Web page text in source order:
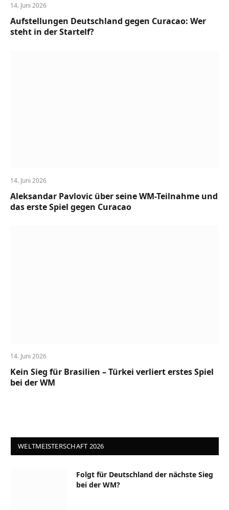
14. Juni 2026
Aufstellungen Deutschland gegen Curacao: Wer
steht in der Startelf?
14. Juni 2026
Aleksandar Pavlovic über seine WM-Teilnahme und
das erste Spiel gegen Curacao
14. Juni 2026
Kein Sieg für Brasilien – Türkei verliert erstes Spiel
bei der WM
WELTMEISTERSCHAFT 2026
Folgt für Deutschland der nächste Sieg
bei der WM?